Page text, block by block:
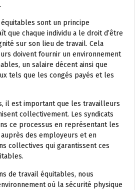
sont un principe
que chaque individu a le droit d’être
sur son lieu de travail. Cela
doivent fournir un environnement
un salaire décent ainsi que
tels que les congés payés et les
il est important que les travailleurs
collectivement. Les syndicats
ce processus en représentant les
des employeurs et en
collectives qui garantissent ces
de travail équitables, nous
où la sécurité physique